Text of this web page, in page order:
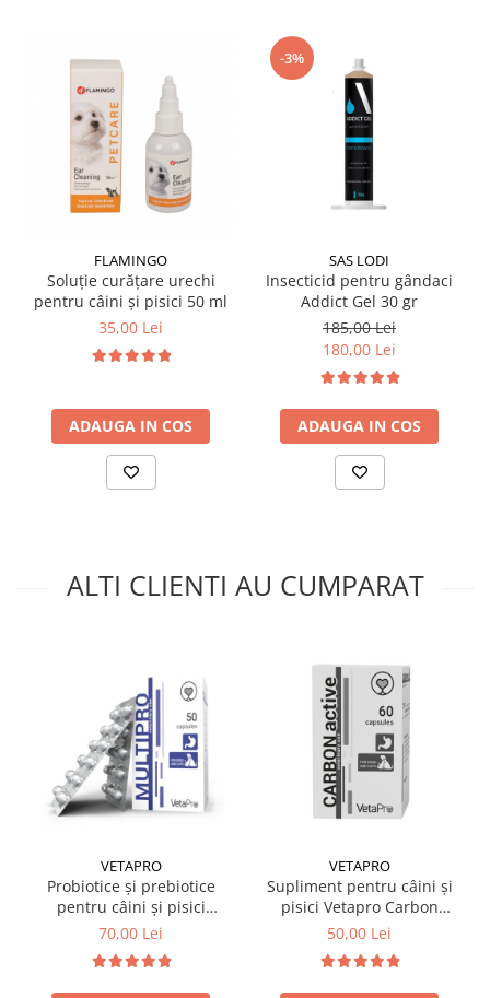
FLAMINGO
Soluție curățare urechi
pentru câini și pisici 50 ml
35,00 Lei
ADAUGA IN COS
-3%
SAS LODI
Insecticid pentru gândaci
Addict Gel 30 gr
185,00 Lei
180,00 Lei
ADAUGA IN COS
ALTI CLIENTI AU CUMPARAT
VETAPRO
Probiotice și prebiotice
pentru câini și pisici
Vetapro Multipro 50
70,00 Lei
VETAPRO
Supliment pentru câini și
pisici Vetapro Carbon
Active, 500mg 60 capsule
50,00 Lei